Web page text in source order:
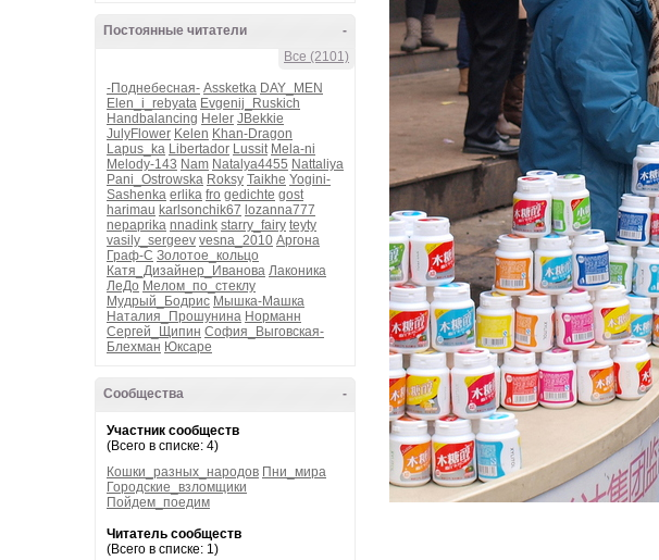
-
Постоянные читатели
Все (2101)
-Поднебесная- Assketka DAY_MEN
Elen_i_rebyata Evgenij_Ruskich
Handbalancing Heler JBekkie
JulyFlower Kelen Khan-Dragon
Lapus_ka Libertador Lussit Mela-ni
Melody-143 Nam Natalya4455 Nattaliya
Pani_Ostrowska Roksy Taikhe Yogini-
Sashenka erlika fro gedichte gost
harimau karlsonchik67 lozanna777
nepaprika nnadink starry_fairy teyty
vasily_sergeev vesna_2010 Аргона
Граф-С Золотое_кольцо
Катя_Дизайнер_Иванова Лаконика
ЛеДо Мелом_по_стеклу
Мудрый_Бодрис Мышка-Машка
Наталия_Прошунина Норманн
Сергей_Щипин София_Выговская-
Блехман Юксаре
-
Сообщества
Участник сообществ
(Всего в списке: 4)
Кошки_разных_народов Пни_мира
Городские_взломщики
Пойдем_поедим
Читатель сообществ
(Всего в списке: 1)